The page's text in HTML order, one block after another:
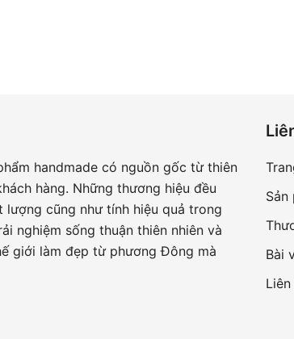
handmade có nguồn gốc từ thiên
hàng. Những thương hiệu đều
cũng như tính hiệu quả trong
nghiệm sống thuận thiên nhiên và
giới làm đẹp từ phương Đông mà
Sản
Bài